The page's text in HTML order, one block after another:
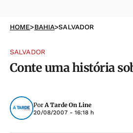
HOME>BAHIA>SALVADOR
SALVADOR
Conte uma história
PorA Tarde On Line
20/08/2007 - 16:18 h